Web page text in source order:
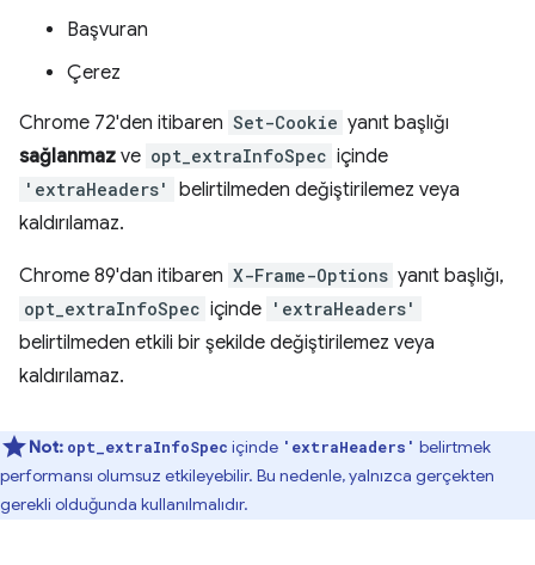
Başvuran
Çerez
Chrome 72'den itibaren Set-Cookie yanıt başlığı
sağlanmaz ve opt_extraInfoSpec içinde
'extraHeaders'
belirtilmeden değiştirilemez veya
kaldırılamaz.
Chrome 89'dan itibaren X-Frame-Options yanıt başlığı,
opt_extraInfoSpec içinde 'extraHeaders'
belirtilmeden etkili bir şekilde değiştirilemez veya
kaldırılamaz.
Not: opt_extraInfoSpec içinde 'extraHeaders' belirtmek
performansı olumsuz etkileyebilir. Bu nedenle, yalnızca gerçekten
gerekli olduğunda kullanılmalıdır.